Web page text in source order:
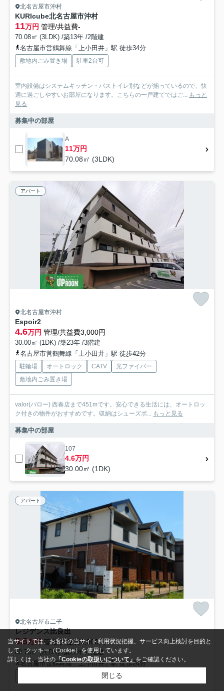
北名古屋市沖村
KURIcube北名古屋市沖村
11万円 管理/共益費-
70.08㎡ (3LDK) /築13年 /2階建
名古屋市営鶴舞線「上小田井」駅 徒歩34分
敷地内ごみ置き場 駐車2台可
室内設備はシステムキッチン・バストイレ別などが揃っているので、快
適に過ごしやすいお部屋になります。こちらの一戸建てではご...
もっと
見る
募集中の部屋
A
11万円
70.08㎡ (3LDK)
アパート
北名古屋市沖村
Espoir2
4.6万円 管理/共益費3,000円
30.00㎡ (1DK) /築23年 /3階建
名古屋市営鶴舞線「上小田井」駅 徒歩42分
駐輪場 オートロック CATV
光ファイバー
敷地内ごみ置き場
valor(バロー) 西春店まで451mです。安心できる生活には、オートロッ
ク付きの物件がおすすめです。収納はシューズボ...
もっと見る
募集中の部屋
107
4.6万円
30.00㎡ (1DK)
アパート
北名古屋市二子
レジデンス比良出
5.5万円管理/共益費3,900円
60.76㎡ (2LDK) /築20年 /2階建
名古屋市営鶴舞線「上小田井」駅 徒歩24分
宅配ボックス 公共下水
当サイトでは、お客様の当サイト利用状況把握、サービス向上検討を目的と
して、クッキー（Cookie）を使用しています。
詳しくは、当社の「Cookieの取扱いについて」をご確認ください。
閉じる